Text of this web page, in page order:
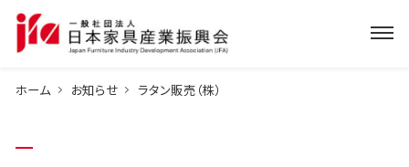
ホーム お知らせ ラタン販売（株）